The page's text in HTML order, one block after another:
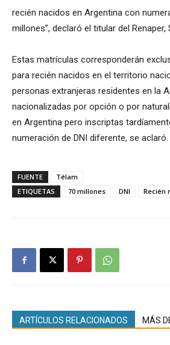
recién nacidos en Argentina con
millones”, declaró el titular del Renaper,
Estas matrículas corresponderán
para recién nacidos en el territorio
personas extranjeras residentes en la
nacionalizadas por opción o por
en Argentina pero inscriptas
numeración de DNI diferente, se
FUENTE
Télam
ETIQUETAS
70 millones DNI Recién
ARTÍCULOS RELACIONADOS MÁS